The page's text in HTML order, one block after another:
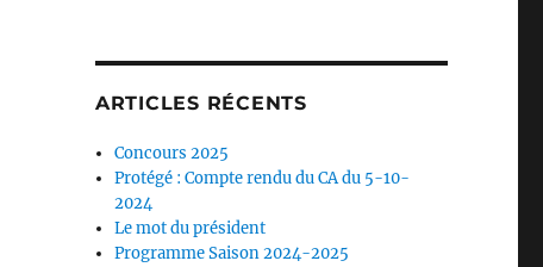
ARTICLES RÉCENTS
Concours 2025
Protégé : Compte rendu du CA du 5-10-
2024
Le mot du président
Programme Saison 2024-2025